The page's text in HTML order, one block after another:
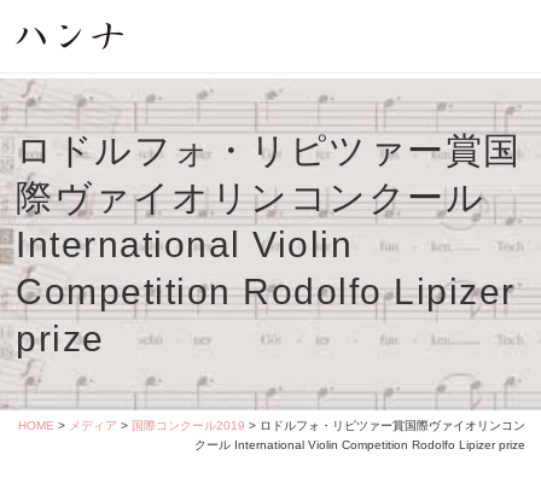
ロドルフォ・リピツァー賞国
際ヴァイオリンコンクール
International Violin
Competition Rodolfo Lipizer
prize
HOME > メディア > 国際コンクール2019 > ロドルフォ・リピツァー賞国際ヴァイオリンコン
クール International Violin Competition Rodolfo Lipizer prize